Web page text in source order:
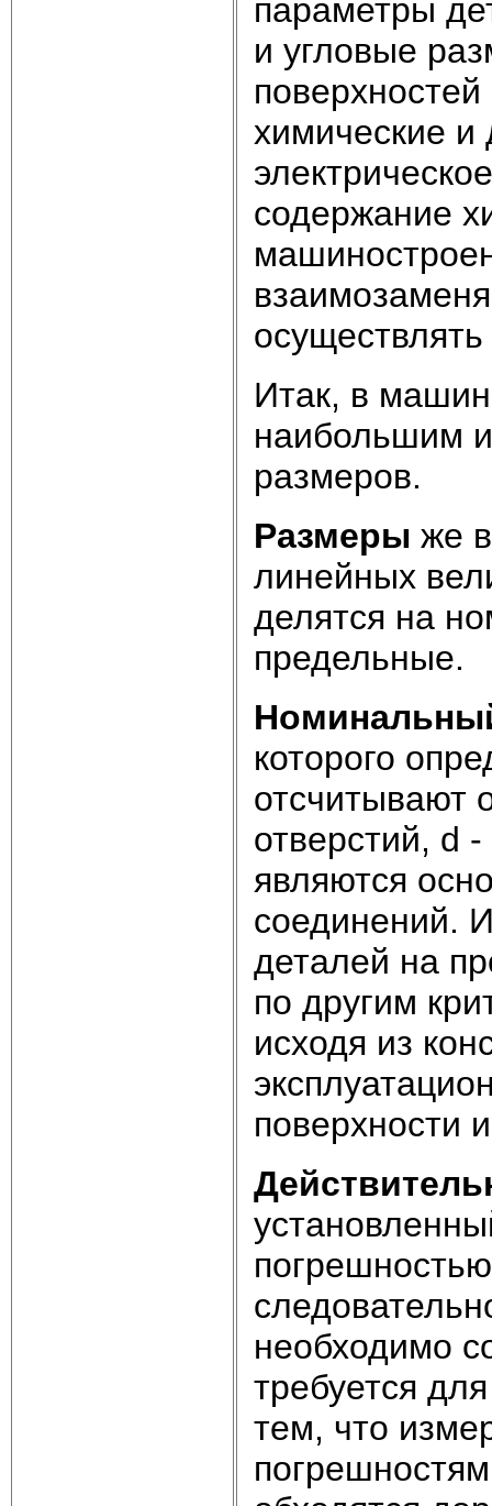
параметры
и угловые
химические и
содержание
Итак, в
наибольшим
размеров.
Размеры же
линейных
делятся на
предельные.
которого
отсчитывают
отверстий, d
являются
соединений.
деталей на
по другим
исходя из
поверхности
необходимо
требуется
тем, что